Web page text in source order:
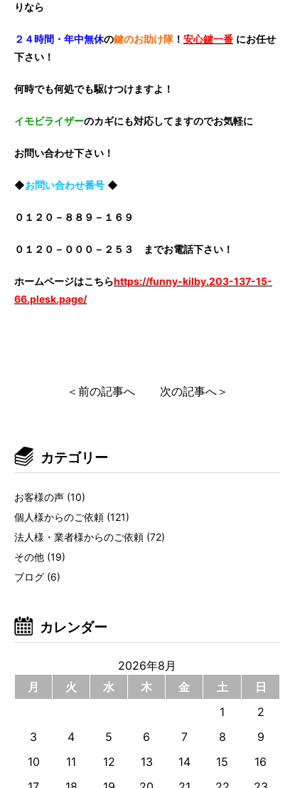
りなら
２４時間・年中無休の鍵のお助け隊！ 安心鍵一番 にお任せ
下さい！
何時でも何処でも駆けつけますよ！
イモビライザーのカギにも対応してますのでお気軽に
お問い合わせ下さい！
◆お問い合わせ番号 ◆
０１２０－８８９－１６９
０１２０－０００－２５３ までお電話下さい！
ホームページはこちらhttps://funny-kilby.203-137-15-
66.plesk.page/
＜前の記事へ 次の記事へ＞
カテゴリー
お客様の声 (10)
個人様からのご依頼 (121)
法人様・業者様からのご依頼 (72)
その他 (19)
ブログ (6)
カレンダー
2026年8月
月
火 水 木 金 土
日
1
2
3
4 5 6 7 8
9
10
11 12 13 14 15
16